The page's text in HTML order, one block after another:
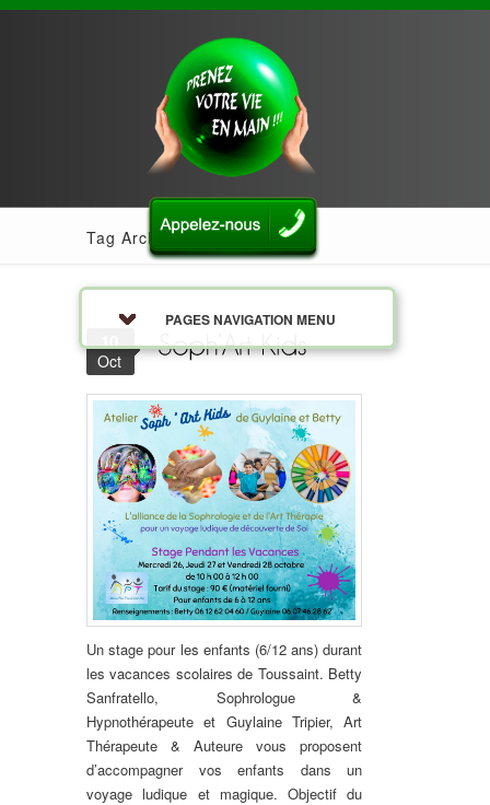
PAGES NAVIGATION MENU
Tag Archives: Stage
10
Oct
Un stage pour les enfants (6/12 ans) durant
les vacances scolaires de Toussaint. Betty
Sanfratello, Sophrologue &
Hypnothérapeute et Guylaine Tripier, Art
Thérapeute & Auteure vous proposent
d’accompagner vos enfants dans un
voyage ludique et magique. Objectif du